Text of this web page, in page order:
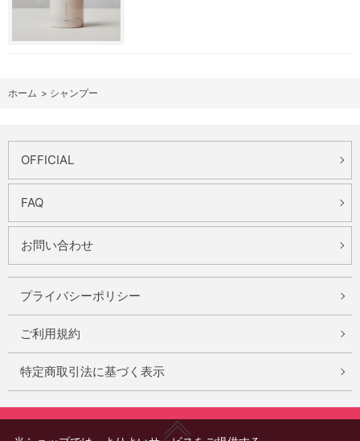
ホーム > シャンプー
OFFICIAL
FAQ
お問い合わせ
プライバシーポリシー
ご利用規約
特定商取引法に基づく表示